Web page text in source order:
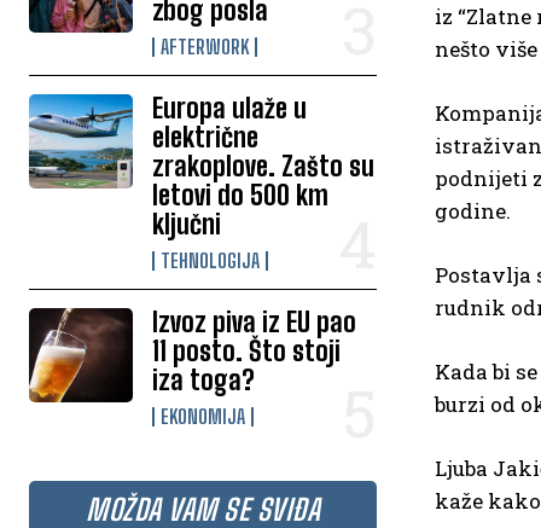
zbog posla
AFTERWORK
Europa ulaže u
električne
zrakoplove. Zašto su
letovi do 500 km
ključni
TEHNOLOGIJA
Izvoz piva iz EU pao
11 posto. Što stoji
iza toga?
EKONOMIJA
MOŽDA VAM SE SVIĐA
iz “Zlatne
nešto
podnijeti
godine.
Postavlja
rudnik
Kada bi
burzi od
Ljuba
kaže